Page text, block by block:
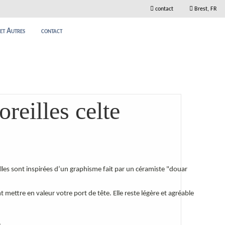
contact Brest, FR
Autres contact
celte
sont inspirées d’un graphisme fait par un céramiste "douar
mettre en valeur votre port de tête. Elle reste légère et agréable